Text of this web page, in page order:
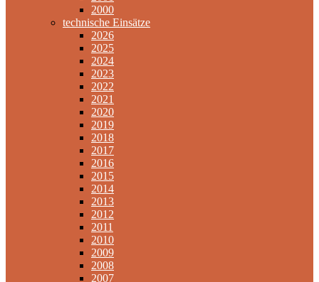
2000
technische Einsätze
2026
2025
2024
2023
2022
2021
2020
2019
2018
2017
2016
2015
2014
2013
2012
2011
2010
2009
2008
2007